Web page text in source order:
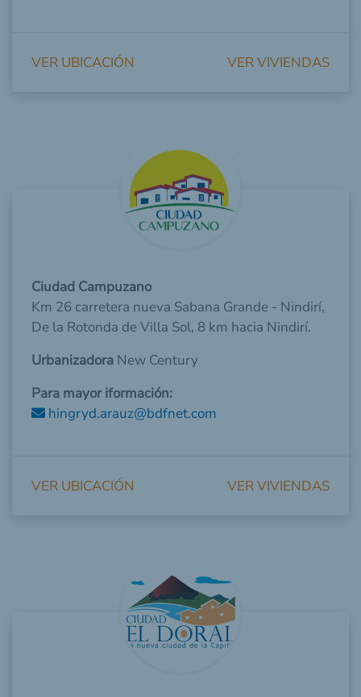
VER UBICACIÓN VER VIVIENDAS
Ciudad Campuzano
Km 26 carretera nueva Sabana Grande - Nindirí,
De la Rotonda de Villa Sol, 8 km hacia Nindirí.
Urbanizadora New Century
Para mayor iformación:
hingryd.arauz@bdfnet.com
VER UBICACIÓN VER VIVIENDAS